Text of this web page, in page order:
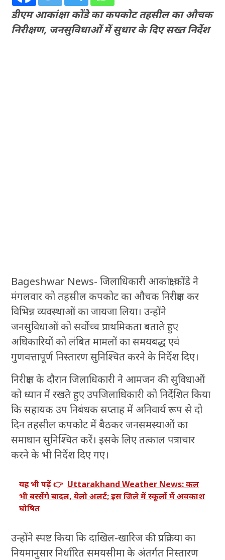
डीएम आकांक्षा कोंडे का कपकोट तहसील का औचक
निरीक्षण, जनसुविधाओं में सुधार के दिए सख्त निर्देश
Bageshwar News- जिलाधिकारी आकांक्षा कोंडे ने
मंगलवार को तहसील कपकोट का औचक निरीक्षण कर
विभिन्न व्यवस्थाओं का जायजा लिया। उन्होंने
जनसुविधाओं को सर्वोच्च प्राथमिकता बताते हुए
अधिकारियों को लंबित मामलों का समयबद्ध एवं
गुणवत्तापूर्ण निस्तारण सुनिश्चित करने के निर्देश दिए।
निरीक्षण के दौरान जिलाधिकारी ने आमजन की सुविधाओं
को ध्यान में रखते हुए उपजिलाधिकारी को निर्देशित किया
कि सहायक उप निबंधक सप्ताह में अनिवार्य रूप से दो
दिन तहसील कपकोट में बैठकर जनसमस्याओं का
समाधान सुनिश्चित करें। इसके लिए तत्काल पत्राचार
करने के भी निर्देश दिए गए।
यह भी पढ़ें 👉 Uttarakhand Weather News: कल
भी बरसेंगे बादल, येलो अलर्ट; इस जिले में स्कूलों में अवकाश
घोषित
उन्होंने स्पष्ट किया कि दाखिल-खारिज की प्रक्रिया का
नियमानुसार निर्धारित समयसीमा के अंतर्गत निस्तारण